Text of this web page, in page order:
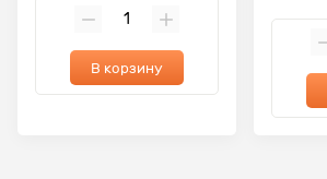
В корзину